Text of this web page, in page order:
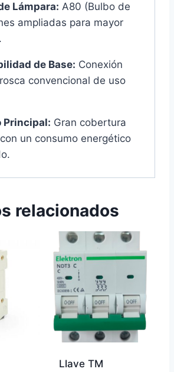
Lámpara: A80 (Bulbo de
ampliadas para mayor
de Base: Conexión
convencional de uso
Principal: Gran cobertura
un consumo energético
relacionados
Llave TM